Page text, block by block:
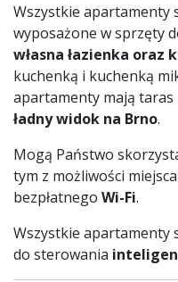
Wszystkie apartamenty
wyposażone w sprzęty
własna łazienka oraz
kuchenką i kuchenką
apartamenty mają
ładny widok na Brno.
Mogą Państwo
tym z możliwości
bezpłatnego Wi-Fi.
Wszystkie apartamenty
do sterowania